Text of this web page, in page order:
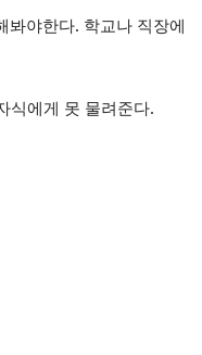
봐야한다. 학교나 직장에
식에게 못 물려준다.